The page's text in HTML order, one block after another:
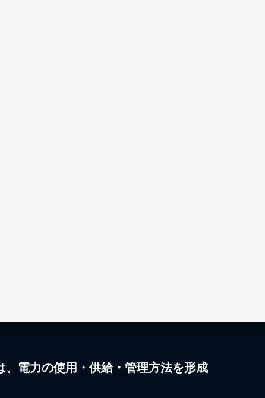
、電力の使用・供給・管理方法を形成